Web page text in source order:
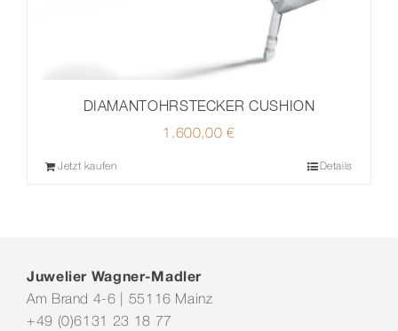
DIAMANTOHRSTECKER CUSHION
1.600,00€
Jetzt kaufen Details
Juwelier Wagner-Madler
Am Brand 4-6 | 55116 Mainz
+49 (0)6131 23 18 77